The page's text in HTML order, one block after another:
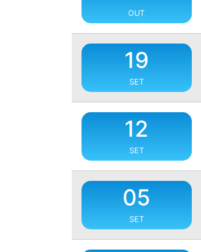
OUT
19
SET
12
SET
05
SET